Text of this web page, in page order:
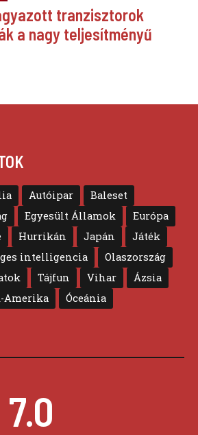
tranzisztorok
a nagy teljesítményű
Autóipar
Baleset
Egyesült Államok
Európa
Hurrikán Japán
Játék
intelligencia
Olaszország
Tájfun Vihar
Ázsia
Amerika
Óceánia